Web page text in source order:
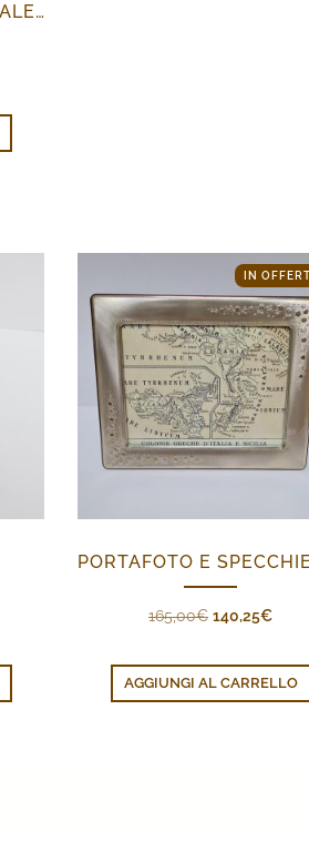
VASSOIO FLOREALE OVALE PICCOLO
IN
165,00€ Il
originale
era:
165,00€.
140,25€Il
è:
AGGIUNGI AL CARRELLO